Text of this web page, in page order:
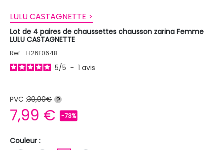
LULU CASTAGNETTE >
Lot de 4 paires de chaussettes chausson zarina Femme
LULU CASTAGNETTE
Ref. : H26F0648
5/5 - 1 avis
PVC :30,00€ ?
7,99 € -73%
Couleur :